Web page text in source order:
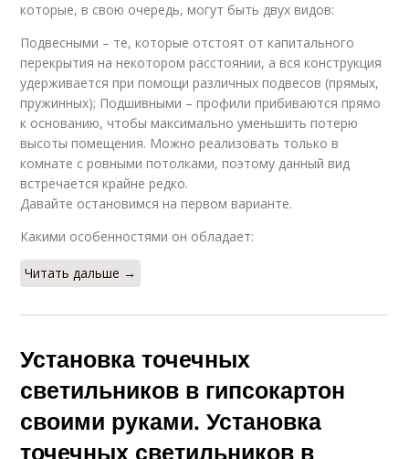
которые, в свою очередь, могут быть двух видов:
Подвесными – те, которые отстоят от капитального
перекрытия на некотором расстоянии, а вся конструкция
удерживается при помощи различных подвесов (прямых,
пружинных); Подшивными – профили прибиваются прямо
к основанию, чтобы максимально уменьшить потерю
высоты помещения. Можно реализовать только в
комнате с ровными потолками, поэтому данный вид
встречается крайне редко.
Давайте остановимся на первом варианте.
Какими особенностями он обладает:
Читать дальше →
Установка точечных
светильников в гипсокартон
своими руками. Установка
точечных светильников в